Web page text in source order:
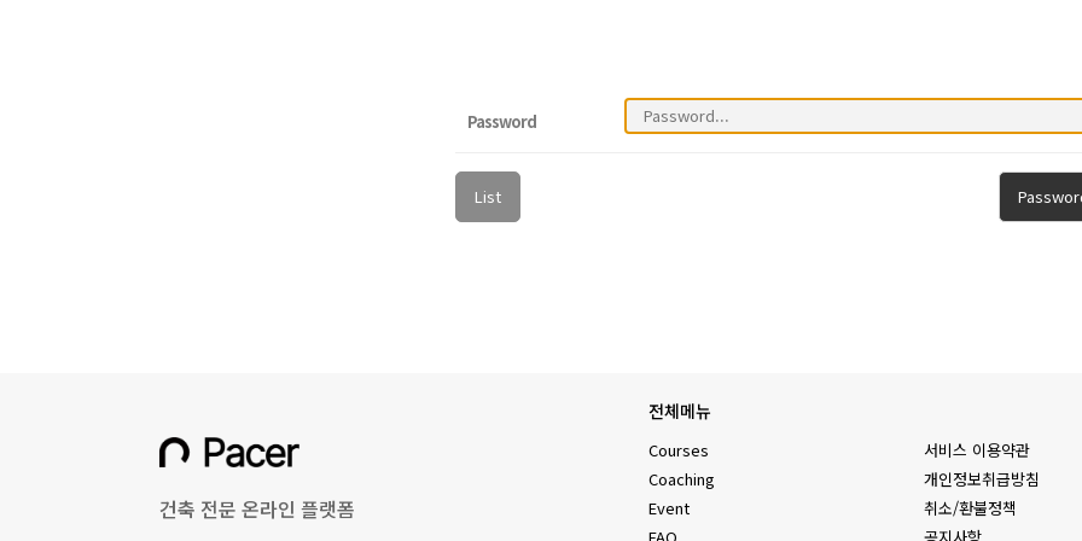
Password
List
건축 전문 온라인 플랫폼
전체메뉴
Courses
Coaching
Event
서비스 이용약관
개인정보취급방침
취소/환불정책